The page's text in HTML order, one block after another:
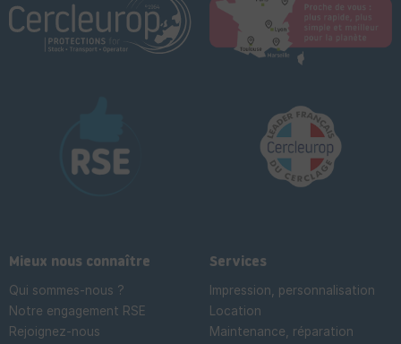
Mieux nous connaître
Qui sommes-nous ?
Notre engagement RSE
Rejoignez-nous
Services
Impression, personnalisation
Location
Maintenance, réparation